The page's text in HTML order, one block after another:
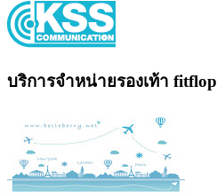
บริการจำหน่ายรองเท้า fitflop